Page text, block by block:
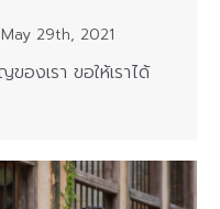
29th, 2021
งเรา ขอให้เราได้